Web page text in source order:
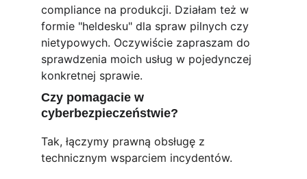
compliance na produkcji. Działam też w
formie "heldesku" dla spraw pilnych czy
nietypowych. Oczywiście zapraszam do
sprawdzenia moich usług w pojedynczej
konkretnej sprawie.
Czy pomagacie w
cyberbezpieczeństwie?
Tak, łączymy prawną obsługę z
technicznym wsparciem incydentów.